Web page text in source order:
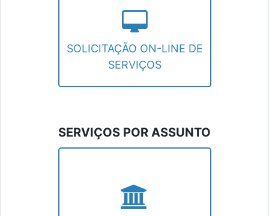
SOLICITAÇÃO ON-LINE DE
SERVIÇOS
Faça uma solicitação através da internet,
sem precisar sair de casa.
SERVIÇOS POR ASSUNTO
Emissão de guias, solicitar isenção,